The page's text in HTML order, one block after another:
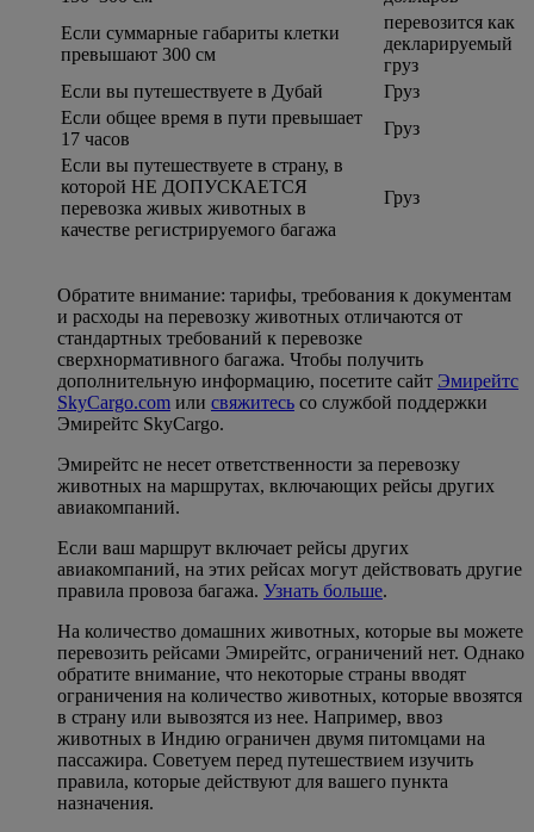
Если суммарные габариты клетки
превышают 300 см
перевозится как
декларируемый
груз
Если вы путешествуете в Дубай
Груз
Если общее время в пути превышает
17 часов
Груз
Если вы путешествуете в страну, в
которой НЕ ДОПУСКАЕТСЯ
перевозка живых животных в
качестве регистрируемого багажа
Груз
Обратите внимание: тарифы, требования к документам
и расходы на перевозку животных отличаются от
стандартных требований к перевозке
сверхнормативного багажа. Чтобы получить
дополнительную информацию, посетите сайт Эмирейтс
SkyCargo.com или свяжитесь со службой поддержки
Эмирейтс SkyCargo.
Эмирейтс не несет ответственности за перевозку
животных на маршрутах, включающих рейсы других
авиакомпаний.
Если ваш маршрут включает рейсы других
авиакомпаний, на этих рейсах могут действовать другие
правила провоза багажа. Узнать больше.
На количество домашних животных, которые вы можете
перевозить рейсами Эмирейтс, ограничений нет. Однако
обратите внимание, что некоторые страны вводят
ограничения на количество животных, которые ввозятся
в страну или вывозятся из нее. Например, ввоз
животных в Индию ограничен двумя питомцами на
пассажира. Советуем перед путешествием изучить
правила, которые действуют для вашего пункта
назначения.